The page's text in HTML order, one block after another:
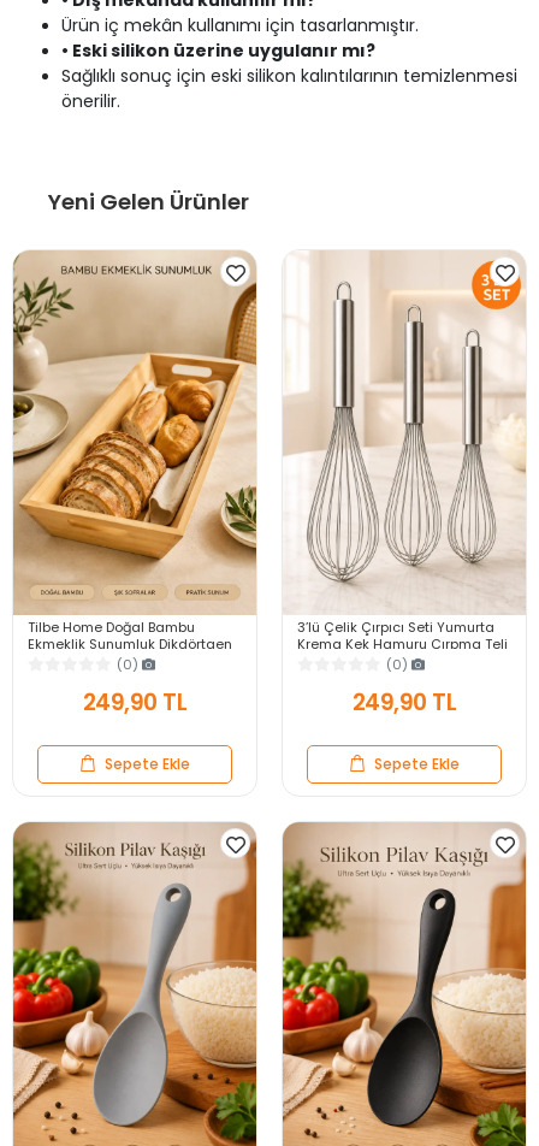
Ürün iç mekân kullanımı için tasarlanmıştır.
• Eski silikon üzerine uygulanır mı?
Sağlıklı sonuç için eski silikon kalıntılarının temizlenmesi
önerilir.
Yeni Gelen Ürünler
Tilbe Home Doğal Bambu
Ekmeklik Sunumluk Dikdörtgen
Kahvaltı ve Servis Sepeti
(0)
249,90 TL
Sepete Ekle
3’lü Çelik Çırpıcı Seti Yumurta
Krema Kek Hamuru Çırpma Teli
Pratik Sos Karıştırıcı Mutfak Teli
(0)
249,90 TL
Sepete Ekle